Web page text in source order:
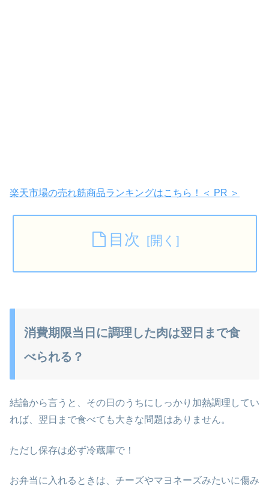
楽天市場の売れ筋商品ランキングはこちら！＜ PR ＞
目次
消費期限当日に調理した肉は翌日まで食
べられる？
結論から言うと、その日のうちにしっかり加熱調理してい
れば、翌日まで食べても大きな問題はありません。
ただし保存は必ず冷蔵庫で！
お弁当に入れるときは、チーズやマヨネーズみたいに傷み